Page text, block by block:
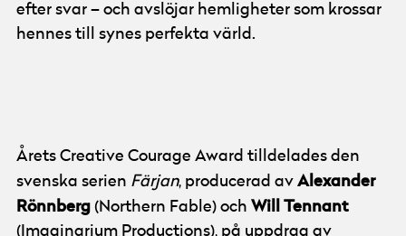
efter svar – och avslöjar hemligheter som krossar
hennes till synes perfekta värld.
Årets Creative Courage Award tilldelades den
svenska serien Färjan, producerad av Alexander
Rönnberg (Northern Fable) och WillTennant
(Imaginarium Productions), på uppdrag av